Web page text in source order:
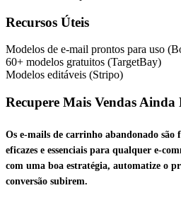
Recursos Úteis
Modelos de e-mail prontos para uso
60+ modelos gratuitos (TargetBay)
Modelos editáveis (Stripo)
Recupere Mais Vendas Ainda
Os e-mails de carrinho abandonado são
eficazes e essenciais para qualquer e-
com uma boa estratégia, automatize o
conversão subirem.